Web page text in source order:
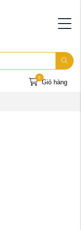
Giỏ hàng
0